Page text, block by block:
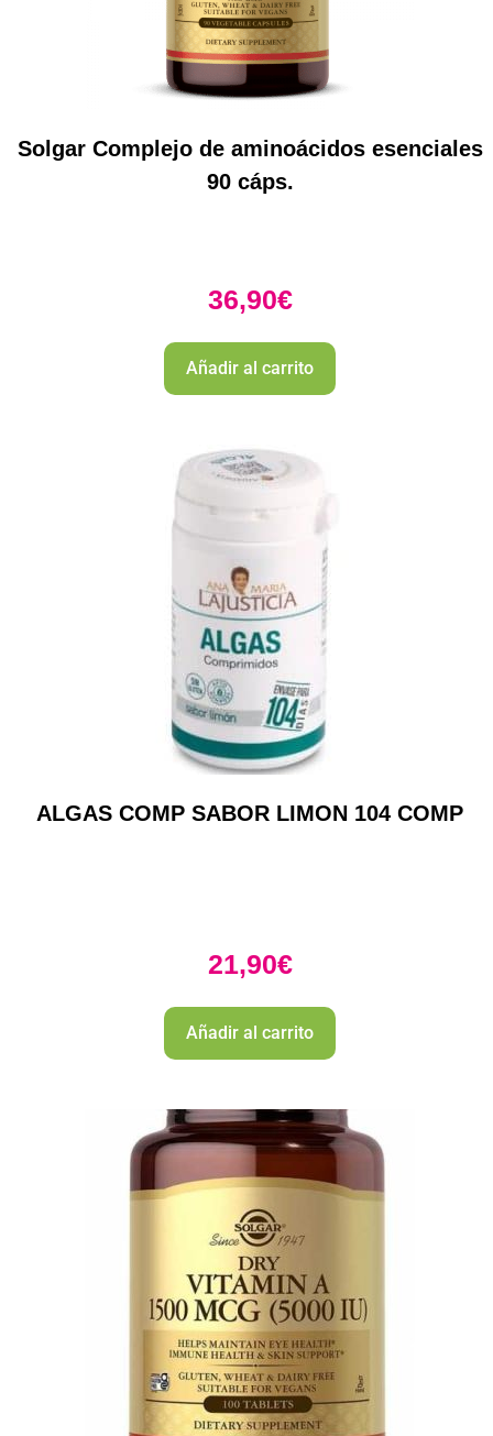
Solgar Complejo de aminoácidos esenciales
90 cáps.
36,90€
Añadir al carrito
ALGAS COMP SABOR LIMON 104 COMP
21,90€
Añadir al carrito